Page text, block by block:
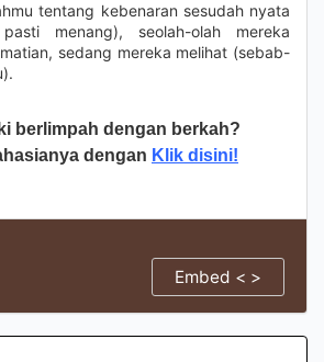
tentang kebenaran sesudah nyata
menang), seolah-olah mereka
sedang mereka melihat (sebab-
berlimpah dengan berkah?
dengan Klik disini!
Embed < >